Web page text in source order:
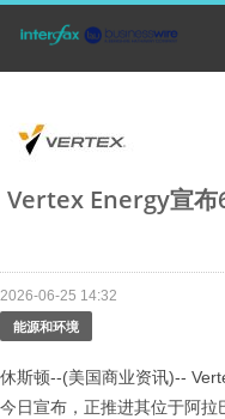
Vertex Energy宣布
2026-06-25 14:32
能源和环境
休斯顿--(美国商业资讯)--
今日宣布，正推进其位于阿